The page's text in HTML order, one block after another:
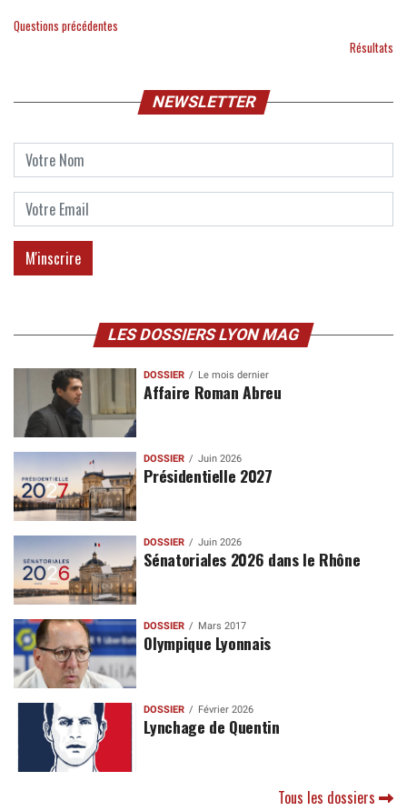
Questions précédentes
Résultats
NEWSLETTER
LES DOSSIERS LYON MAG
DOSSIER Le mois dernier
Affaire Roman Abreu
DOSSIER Juin 2026
Présidentielle 2027
DOSSIER Juin 2026
Sénatoriales 2026 dans le Rhône
DOSSIER Mars 2017
Olympique Lyonnais
DOSSIER Février 2026
Lynchage de Quentin
Tous les dossiers